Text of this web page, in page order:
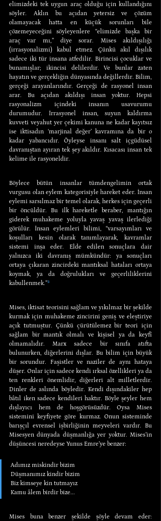
elimizdeki tek uygun araç olduğu için kullandığını
söyler. Aklın bu açıdan yetersiz ve çözüm
olamayacak hatta en küçük sorunları bile
çözemeyeceğini söyleyenlere “elimizde başka bir
araç var mı,” diye sorar. Mises akıldışılığı
(irrasyonalizmi) kabul etmez. Çünkü akıl dışılık
sadece iki tür insana atfedilir. Birincisi çocuklar ve
bunamışlar; ikincisi delilerdir. Ve bunlar zaten
hayatın ve gerçekliğin dünyasında değillerdir. Bilim,
gerçeği arayanlarındır. Gerçeği de rasyonel insan
arar. Bu açıdan akıldışı insan yoktur. Hepsi
rasyonalizm içindeki insanın usavurumu
durumudur. İrrasyonel insan, suyun kaldırma
kuvveti veyahut yer çekimi kanuna ne kadar kayıtsız
ise iktisadın ‘marjinal değer’ kavramına da bir o
kadar yabancıdır. Öyleyse insanı salt içgüdüsel
davranıştan ayıran tek şey akıldır. Kısacası insan tek
kelime ile rasyoneldir.
Böylece bütün insanlar tümdengelimin ortak
vurgusu olan eylem kategorisiyle hareket eder. İnsan
eylemi sarsılmaz bir temel olarak, herkes için geçerli
bir öncüldür. Bu ilk hareketle beraber, mantığın
giderek muhakeme yoluyla yavaş yavaş ilerlediği
görülür. İnsan eylemleri bilimi, “varsayımları ve
koşulları kesin olarak tanımlayarak, kavramlar
sistemi inşa eder. Elde edilen sonuçlara dair
yalnızca iki davranış mümkündür: ya sonuçları
ortaya çıkaran zincirdeki mantıksal hataları ortaya
koymak, ya da doğrulukları ve geçerliliklerini
kabullenmek.”³
Mises, iktisat teorisini sağlam ve yıkılmaz bir şekilde
kurmak için muhakeme zincirini geniş ve eleştiriye
açık tutmuştur. Çünkü çürütülemez bir teori için
sağlam bir mantık olmalı ve kişisel ya da keyfî
olmamalıdır. Marx sadece bir sınıfa atıfta
bulunurken, diğerlerini dışlar. Bu bilim için büyük
bir sorundur. Faşistler ve naziler de aynı hataya
düşer. Onlar için sadece kendi ırksal özellikleri ya da
ten renkleri önemlidir, diğerleri alt milletlerdir.
Dinler de aslında böyledir. Kendi dışındakiler hep
bâtıl iken sadece kendileri haktır. Böyle şeyler hem
dışlayıcı hem de hoşgörüsüzdür. Oysa Mises
sistemini keyfiyete göre kurmaz. Onun sisteminde
barışçıl evrensel işbirliğinin meyveleri vardır. Bu
Misesyen dünyada düşmanlığa yer yoktur. Mises’in
düşüncesi neredeyse Yunus Emre’ye benzer:
Adımız miskindir bizim
Düşmanımız kindir bizim
Biz kimseye kin tutmayız
Kamu âlem birdir bize...
Mises buna benzer şekilde şöyle devam eder: